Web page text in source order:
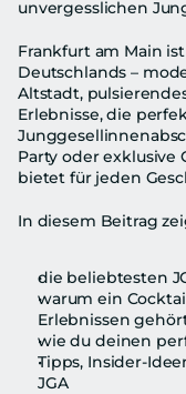
unvergesslichen
Frankfurt am Main
Deutschlands –
Altstadt,
Erlebnisse, die
Party oder exklusive
bietet für jeden
In diesem Beitrag
die beliebtesten
warum ein
Erlebnissen
wie du deinen
Tipps, Insider-
JGA